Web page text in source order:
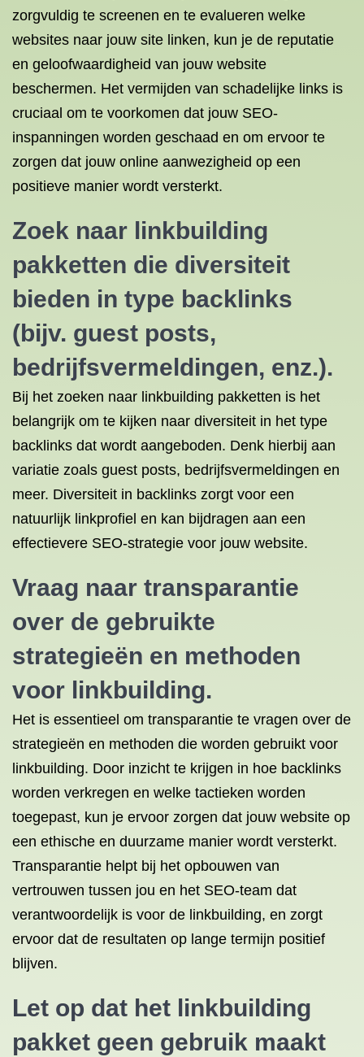
zorgvuldig te screenen en te evalueren welke
websites naar jouw site linken, kun je de reputatie
en geloofwaardigheid van jouw website
beschermen. Het vermijden van schadelijke links is
cruciaal om te voorkomen dat jouw SEO-
inspanningen worden geschaad en om ervoor te
zorgen dat jouw online aanwezigheid op een
positieve manier wordt versterkt.
Zoek naar linkbuilding
pakketten die diversiteit
bieden in type backlinks
(bijv. guest posts,
bedrijfsvermeldingen, enz.).
Bij het zoeken naar linkbuilding pakketten is het
belangrijk om te kijken naar diversiteit in het type
backlinks dat wordt aangeboden. Denk hierbij aan
variatie zoals guest posts, bedrijfsvermeldingen en
meer. Diversiteit in backlinks zorgt voor een
natuurlijk linkprofiel en kan bijdragen aan een
effectievere SEO-strategie voor jouw website.
Vraag naar transparantie
over de gebruikte
strategieën en methoden
voor linkbuilding.
Het is essentieel om transparantie te vragen over de
strategieën en methoden die worden gebruikt voor
linkbuilding. Door inzicht te krijgen in hoe backlinks
worden verkregen en welke tactieken worden
toegepast, kun je ervoor zorgen dat jouw website op
een ethische en duurzame manier wordt versterkt.
Transparantie helpt bij het opbouwen van
vertrouwen tussen jou en het SEO-team dat
verantwoordelijk is voor de linkbuilding, en zorgt
ervoor dat de resultaten op lange termijn positief
blijven.
Let op dat het linkbuilding
pakket geen gebruik maakt